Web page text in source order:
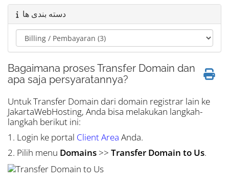
دسته بندی ها
Bagaimana proses Transfer Domain dan
apa saja persyaratannya?
Untuk Transfer Domain dari domain registrar lain ke
JakartaWebHosting, Anda bisa melakukan langkah-
langkah berikut ini:
1. Login ke portal Client Area Anda.
2. Pilih menu Domains >> Transfer Domain to Us.